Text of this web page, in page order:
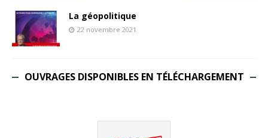
La géopolitique
22 novembre 2021
OUVRAGES DISPONIBLES EN TÉLÉCHARGEMENT